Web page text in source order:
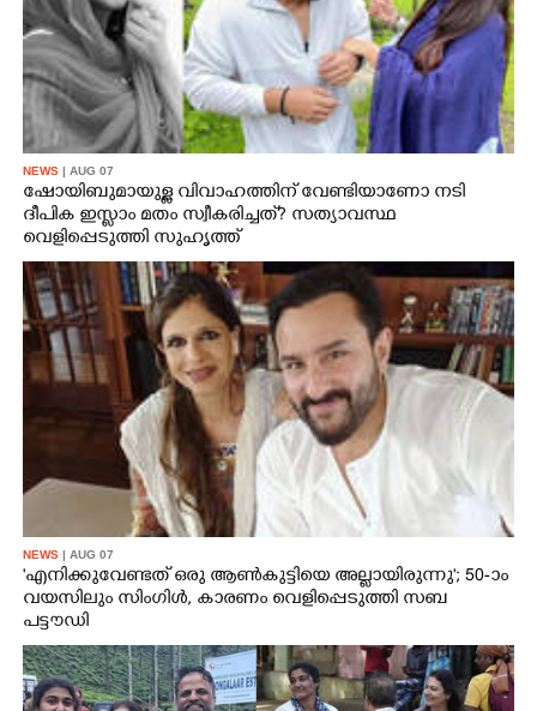
NEWS | AUG 07
ഷോയിബുമായുള്ള വിവാഹത്തിന് വേണ്ടിയാണോ നടി
ദീപിക ഇസ്ലാം മതം സ്വീകരിച്ചത്? സത്യാവസ്ഥ
വെളിപ്പെടുത്തി സുഹൃത്ത്‌
NEWS | AUG 07
'എനിക്കുവേണ്ടത് ഒരു ആൺകുട്ടിയെ അല്ലായിരുന്നു'; 50-ാം
വയസിലും സിംഗിൾ, കാരണം വെളിപ്പെടുത്തി സബ
പട്ടൗഡി